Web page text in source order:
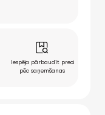
Iespēja pārbaudīt preci
pēc saņemšanas